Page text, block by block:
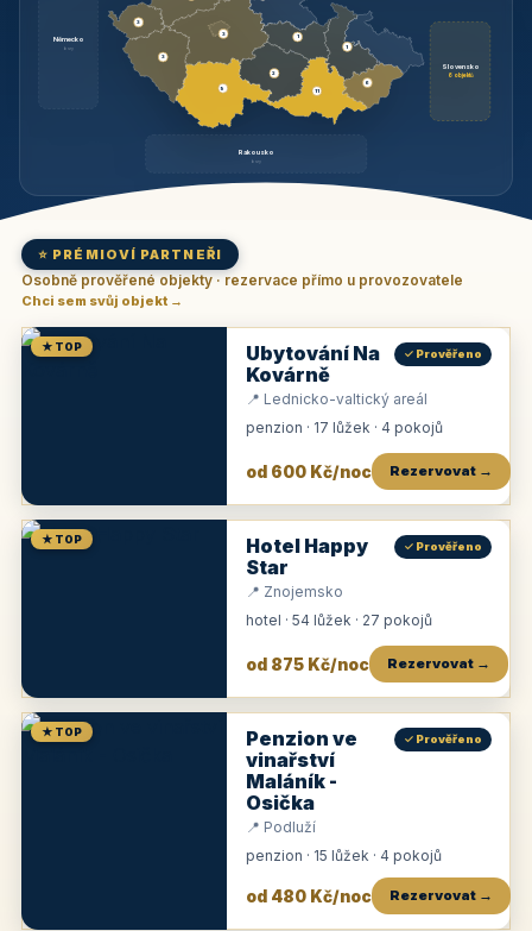
Německo
brzy
Slovensko
6 objektů
Rakousko
brzy
3
9
3
3
1
2
11
1
6
⭐ PRÉMIOVÍ PARTNEŘI
Osobně prověřené objekty · rezervace přímo u provozovatele
Chci sem svůj objekt →
★ TOP
Ubytování Na
Kovárně
✓ Prověřeno
📍 Lednicko-valtický areál
penzion · 17 lůžek · 4 pokojů
od 600 Kč/noc Rezervovat →
★ TOP
Hotel Happy
Star
✓ Prověřeno
📍 Znojemsko
hotel · 54 lůžek · 27 pokojů
od 875 Kč/noc Rezervovat →
★ TOP
Penzion ve
vinařství
Maláník -
Osička
✓ Prověřeno
📍 Podluží
penzion · 15 lůžek · 4 pokojů
od 480 Kč/noc Rezervovat →